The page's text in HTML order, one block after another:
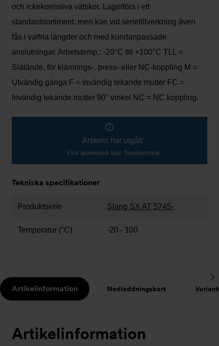
och ickekorrosiva vätskor. Lagerförs i ett
standardsortiment, men kan vid serietillverkning även
fås i valfria längder och med kundanpassade
anslutningar. Arbetstemp.: -20°C till +100°C TLL =
Slätände, för klämrings-, press- eller NC-koppling M =
Utvändig gänga F = Invändig lekande mutter FC =
Invändig lekande mutter 90° vinkel NC = NC koppling.
Artikeln har utgått
Viss avvikelse kan förekomma
Tekniska specifikationer
Produktserie Slang SX AT 5745-
Temperatur (°C) -20 - 100
Artikelinformation Nedladdningsbart
Artikelinformation